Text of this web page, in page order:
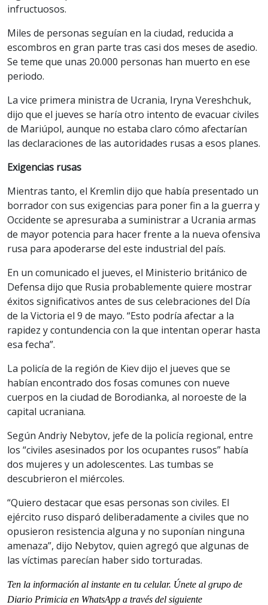
infructuosos.
Miles de personas seguían en la ciudad, reducida a
escombros en gran parte tras casi dos meses de asedio.
Se teme que unas 20.000 personas han muerto en ese
periodo.
La vice primera ministra de Ucrania, Iryna Vereshchuk,
dijo que el jueves se haría otro intento de evacuar civiles
de Mariúpol, aunque no estaba claro cómo afectarían
las declaraciones de las autoridades rusas a esos planes.
Exigencias rusas
Mientras tanto, el Kremlin dijo que había presentado un
borrador con sus exigencias para poner fin a la guerra y
Occidente se apresuraba a suministrar a Ucrania armas
de mayor potencia para hacer frente a la nueva ofensiva
rusa para apoderarse del este industrial del país.
En un comunicado el jueves, el Ministerio británico de
Defensa dijo que Rusia probablemente quiere mostrar
éxitos significativos antes de sus celebraciones del Día
de la Victoria el 9 de mayo. “Esto podría afectar a la
rapidez y contundencia con la que intentan operar hasta
esa fecha”.
La policía de la región de Kiev dijo el jueves que se
habían encontrado dos fosas comunes con nueve
cuerpos en la ciudad de Borodianka, al noroeste de la
capital ucraniana.
Según Andriy Nebytov, jefe de la policía regional, entre
los “civiles asesinados por los ocupantes rusos” había
dos mujeres y un adolescentes. Las tumbas se
descubrieron el miércoles.
“Quiero destacar que esas personas son civiles. El
ejército ruso disparó deliberadamente a civiles que no
opusieron resistencia alguna y no suponían ninguna
amenaza”, dijo Nebytov, quien agregó que algunas de
las víctimas parecían haber sido torturadas.
Ten la información al instante en tu celular. Únete al grupo de
Diario Primicia en WhatsApp a través del siguiente